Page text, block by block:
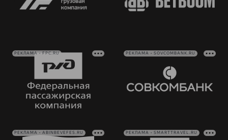
РЕКЛАМА • FPC.RU РЕКЛАМА • SOVCOMBANK.RU
РЕКЛАМА • ABINBEVEFES.RU РЕКЛАМА • SMARTTRAVEL.RU